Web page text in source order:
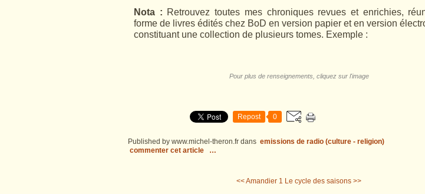
Nota : Retrouvez toutes mes chroniques revues et enrichies,
forme de livres édités chez BoD en version papier et en version
constituant une collection de plusieurs tomes. Exemple :
Pour plus de renseignements, cliquez sur l'image
Repost 0
Published by www.michel-theron.fr dans emissions de radio (culture - religion)
commenter cet article
…
<< Amandier 1 Le cycle des saisons >>